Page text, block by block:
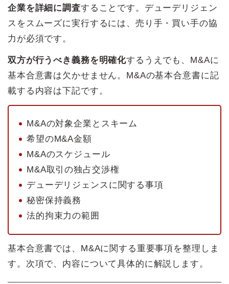
企業を詳細に調査することです。デューデリジェン
スをスムーズに実行するには、売り手・買い手の協
力が必須です。
双方が行うべき義務を明確化するうえでも、M&Aに
基本合意書は欠かせません。M&Aの基本合意書に記
載する内容は下記です。
M&Aの対象企業とスキーム
希望のM&A金額
M&Aのスケジュール
M&A取引の独占交渉権
デューデリジェンスに関する事項
秘密保持義務
法的拘束力の範囲
基本合意書では、M&Aに関する重要事項を整理しま
す。次項で、内容について具体的に解説します。